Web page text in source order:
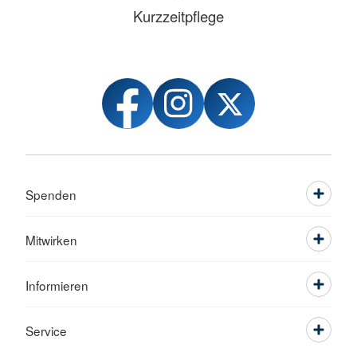
Kurzzeitpflege
Spenden
Mitwirken
Informieren
Service